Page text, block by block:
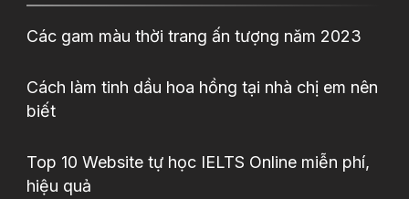
Các gam màu thời trang ấn tượng năm 2023
Cách làm tinh dầu hoa hồng tại nhà chị em nên
biết
Top 10 Website tự học IELTS Online miễn phí,
hiệu quả